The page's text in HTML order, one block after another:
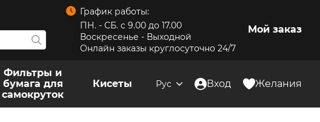
График работы:
ПН. - СБ. c 9.00 до 17.00
Воскресенье - Выходной
Онлайн заказы круглосуточно 24/7
Мой заказ
Фильтры и
бумага для
самокруток
Кисеты Рус Вход Желания